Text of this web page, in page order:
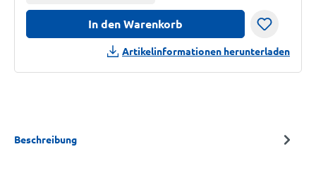
In den Warenkorb
Artikelinformationen herunterladen
Beschreibung